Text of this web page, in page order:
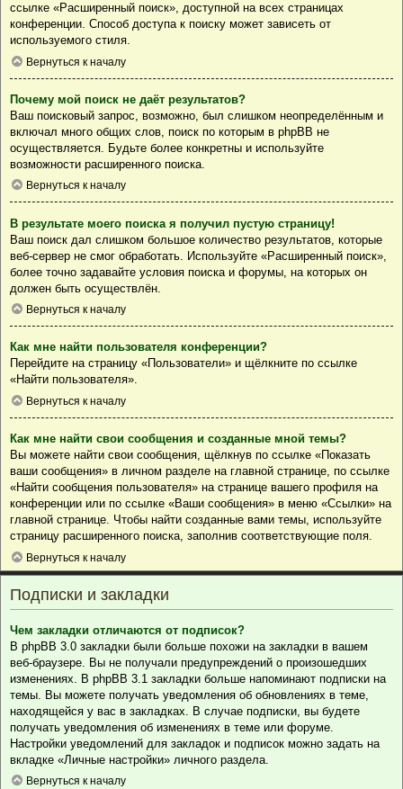
ссылке «Расширенный поиск», доступной на всех страницах
конференции. Способ доступа к поиску может зависеть от
используемого стиля.
Вернуться к началу
Почему мой поиск не даёт результатов?
Ваш поисковый запрос, возможно, был слишком неопределённым и
включал много общих слов, поиск по которым в phpBB не
осуществляется. Будьте более конкретны и используйте
возможности расширенного поиска.
Вернуться к началу
В результате моего поиска я получил пустую страницу!
Ваш поиск дал слишком большое количество результатов, которые
веб-сервер не смог обработать. Используйте «Расширенный поиск»,
более точно задавайте условия поиска и форумы, на которых он
должен быть осуществлён.
Вернуться к началу
Как мне найти пользователя конференции?
Перейдите на страницу «Пользователи» и щёлкните по ссылке
«Найти пользователя».
Вернуться к началу
Как мне найти свои сообщения и созданные мной темы?
Вы можете найти свои сообщения, щёлкнув по ссылке «Показать
ваши сообщения» в личном разделе на главной странице, по ссылке
«Найти сообщения пользователя» на странице вашего профиля на
конференции или по ссылке «Ваши сообщения» в меню «Ссылки» на
главной странице. Чтобы найти созданные вами темы, используйте
страницу расширенного поиска, заполнив соответствующие поля.
Вернуться к началу
Подписки и закладки
Чем закладки отличаются от подписок?
В phpBB 3.0 закладки были больше похожи на закладки в вашем
веб-браузере. Вы не получали предупреждений о произошедших
изменениях. В phpBB 3.1 закладки больше напоминают подписки на
темы. Вы можете получать уведомления об обновлениях в теме,
находящейся у вас в закладках. В случае подписки, вы будете
получать уведомления об изменениях в теме или форуме.
Настройки уведомлений для закладок и подписок можно задать на
вкладке «Личные настройки» личного раздела.
Вернуться к началу